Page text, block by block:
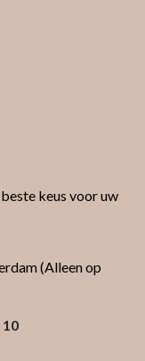
keus voor uw
(Alleen op
10